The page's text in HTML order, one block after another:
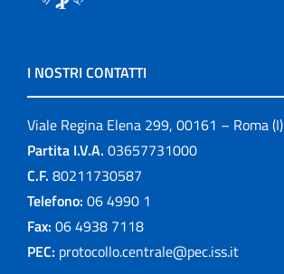
I NOSTRI CONTATTI
Viale Regina Elena 299, 00161 – Roma (I)
Partita I.V.A. 03657731000
C.F. 80211730587
Telefono: 06 4990 1
Fax: 06 4938 7118
PEC: protocollo.centrale@pec.iss.it